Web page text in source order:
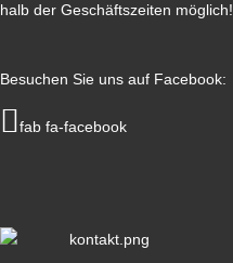
halb der Geschäftszeiten möglich!
Besuchen Sie uns auf Facebook:
fab fa-facebook